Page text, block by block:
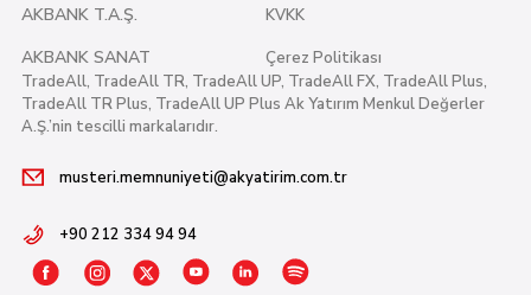
AKBANK T.A.Ş.
AKBANK SANAT
KVKK
Çerez Politikası
TradeAll, TradeAll TR, TradeAll UP, TradeAll FX, TradeAll Plus,
TradeAll TR Plus, TradeAll UP Plus Ak Yatırım Menkul Değerler
A.Ş.’nin tescilli markalarıdır.
musteri.memnuniyeti@akyatirim.com.tr
+90 212 334 94 94